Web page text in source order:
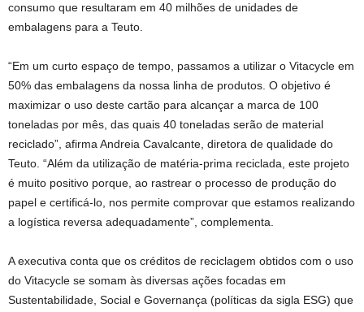
consumo que resultaram em 40 milhões de unidades de
embalagens para a Teuto.
“Em um curto espaço de tempo, passamos a utilizar o Vitacycle em
50% das embalagens da nossa linha de produtos. O objetivo é
maximizar o uso deste cartão para alcançar a marca de 100
toneladas por mês, das quais 40 toneladas serão de material
reciclado”, afirma Andreia Cavalcante, diretora de qualidade do
Teuto. “Além da utilização de matéria-prima reciclada, este projeto
é muito positivo porque, ao rastrear o processo de produção do
papel e certificá-lo, nos permite comprovar que estamos realizando
a logística reversa adequadamente”, complementa.
A executiva conta que os créditos de reciclagem obtidos com o uso
do Vitacycle se somam às diversas ações focadas em
Sustentabilidade, Social e Governança (políticas da sigla ESG) que